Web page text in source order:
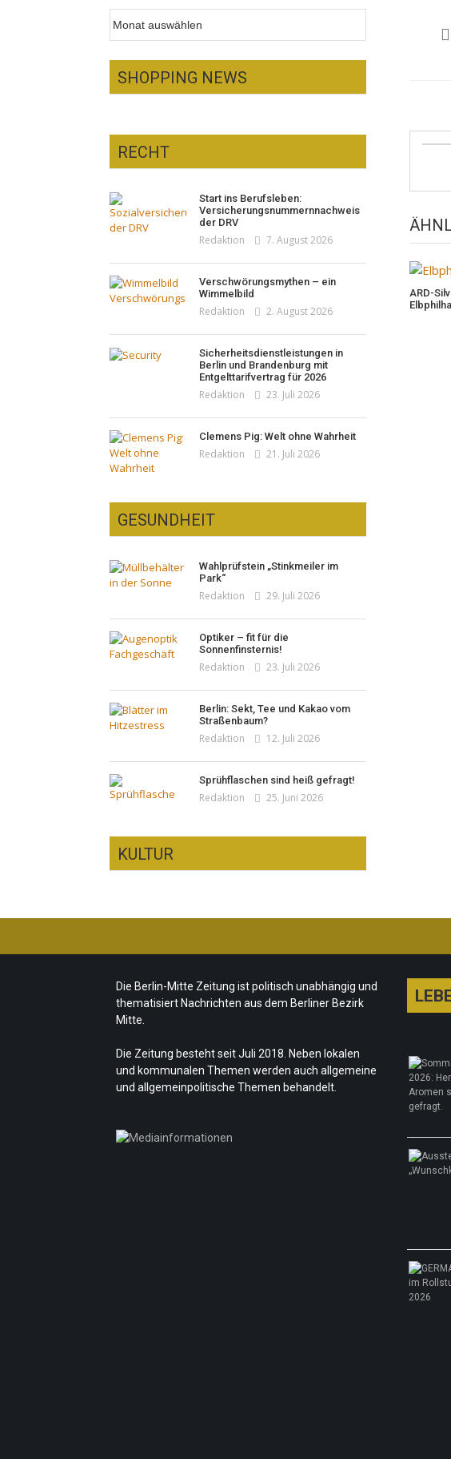
ARD-
SHOPPING NEWS
Optiker – fit für die
Redaktion 23. Juli 2026
Sale und neuer Kollektion
Redaktion 19. Juli 2026
Woher kommt der Honig? – Neue
EU-Regeln gelten 14. Juni
RECHT
Start ins Berufsleben:
Versicherungsnummernnachweis
der DRV
Redaktion 7. August 2026
Verschwörungsmythen – ein
Wimmelbild
Redaktion 2. August 2026
Sicherheitsdienstleistungen in
Berlin und Brandenburg mit
Entgelttarifvertrag für 2026
Redaktion 23. Juli 2026
Clemens Pig: Welt ohne Wahrheit
Redaktion 21. Juli 2026
GESUNDHEIT
Wahlprüfstein „Stinkmeiler im
Park“
Redaktion 29. Juli 2026
Optiker – fit für die
Sonnenfinsternis!
Redaktion 23. Juli 2026
Berlin: Sekt, Tee und Kakao vom
Straßenbaum?
Redaktion 12. Juli 2026
Sprühflaschen sind heiß gefragt!
Redaktion 25. Juni 2026
KULTUR
heute noch zeitgemäß?
politische Folgerungen
Team/Redaktion 28. Juli 2026
Fête de la Musique 2026 –
Summer makes music
„Les Amoureuses“ zur Fête de la
Redaktion 21. Juni 2026
Die Berlin-Mitte Zeitung ist politisch unabhängig und
thematisiert Nachrichten aus dem Berliner Bezirk
Mitte.
Die Zeitung besteht seit Juli 2018. Neben lokalen
und kommunalen Themen werden auch allgemeine
und allgemeinpolitische Themen behandelt.